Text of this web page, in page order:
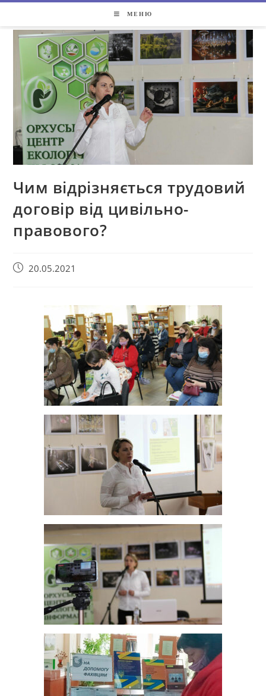
МЕНЮ
Чим відрізняється трудовий
договір від цивільно-
правового?
20.05.2021